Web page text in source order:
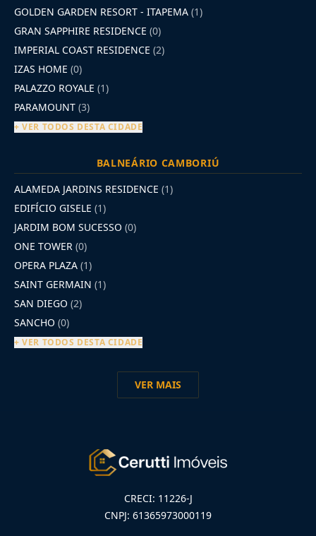
GOLDEN GARDEN RESORT - ITAPEMA (1)
GRAN SAPPHIRE RESIDENCE (0)
IMPERIAL COAST RESIDENCE (2)
IZAS HOME (0)
PALAZZO ROYALE (1)
PARAMOUNT (3)
+ VER TODOS DESTA CIDADE
BALNEÁRIO CAMBORIÚ
ALAMEDA JARDINS RESIDENCE (1)
EDIFÍCIO GISELE (1)
JARDIM BOM SUCESSO (0)
ONE TOWER (0)
OPERA PLAZA (1)
SAINT GERMAIN (1)
SAN DIEGO (2)
SANCHO (0)
+ VER TODOS DESTA CIDADE
VER MAIS
CRECI: 11226-J
CNPJ: 61365973000119